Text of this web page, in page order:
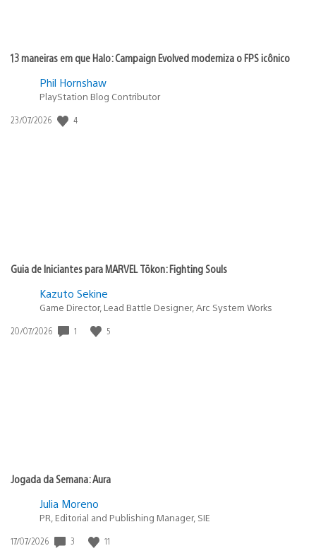
13 maneiras em que Halo: Campaign Evolved moderniza o FPS icônico
Phil Hornshaw
PlayStation Blog Contributor
Data
23/07/2026 4
Guia de Iniciantes para MARVEL Tōkon: Fighting Souls
Kazuto Sekine
Game Director, Lead Battle Designer, Arc System Works
Data
20/07/2026 1 5
Jogada da Semana: Aura
Julia Moreno
PR, Editorial and Publishing Manager, SIE
Data
17/07/2026 3 11